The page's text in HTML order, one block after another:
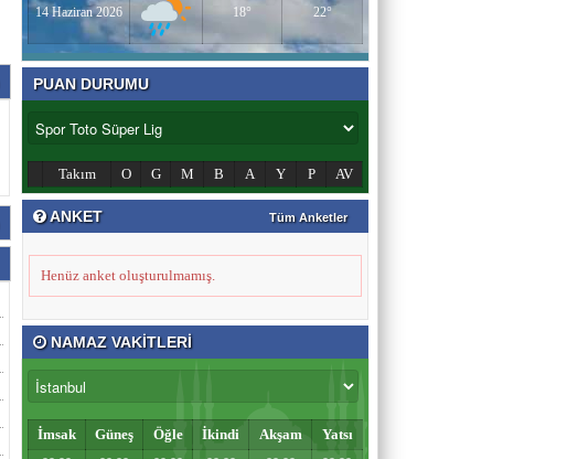
Muhammed Süleyman Çelebi
Hamburgun karanlık sokakları
Zahid Medeni
Şehir ve Aile Şurasının Düşündürdükleri (2)
Şeref Yumurtacı
Bir İnsanlık Mektebi: Tosya Yaren Kültürü
14 Haziran 2026 18° 22°
PUAN DURUMU
Takım O G M B A Y P AV
ANKET Tüm Anketler
Henüz anket oluşturulmamış.
NAMAZ VAKİTLERİ
İmsak Güneş Öğle İkindi Akşam Yatsı